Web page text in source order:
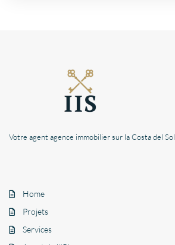
Votre agent agence immobilier sur la Costa del Sol
Home
Projets
Services